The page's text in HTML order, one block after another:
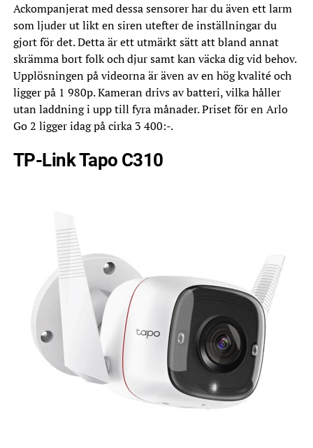
Ackompanjerat med dessa sensorer har du även ett larm
som ljuder ut likt en siren utefter de inställningar du
gjort för det. Detta är ett utmärkt sätt att bland annat
skrämma bort folk och djur samt kan väcka dig vid behov.
Upplösningen på videorna är även av en hög kvalité och
ligger på 1 980p. Kameran drivs av batteri, vilka håller
utan laddning i upp till fyra månader. Priset för en Arlo
Go 2 ligger idag på cirka 3 400:-.
TP-Link Tapo C310